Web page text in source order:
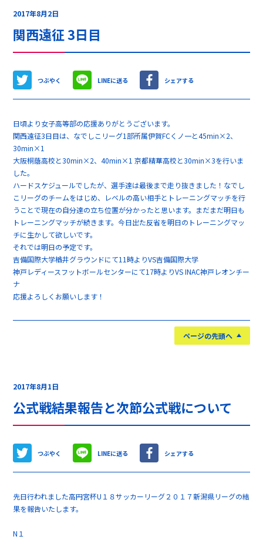
2017年8月2日
関西遠征 3日目
つぶやく LINEに送る シェアする
日頃より女子高等部の応援ありがとうございます。
関西遠征3日目は、なでしこリーグ1部所属伊賀FCくノ一と45min×2、
30min×1
大阪桐蔭高校と30min×2、40min×1 京都精華高校と30min×3を行いま
した。
ハードスケジュールでしたが、選手達は最後まで走り抜きました！なでし
こリーグのチームをはじめ、レベルの高い相手とトレーニングマッチを行
うことで現在の自分達の立ち位置が分かったと思います。まだまだ明日も
トレーニングマッチが続きます。今日出た反省を明日のトレーニングマッ
チに生かして欲しいです。
それでは明日の予定です。
吉備国際大学楢井グラウンドにて11時よりVS吉備国際大学
神戸レディースフットボールセンターにて17時よりVS INAC神戸レオンチー
ナ
応援よろしくお願いします！
ページの先頭へ
2017年8月1日
公式戦結果報告と次節公式戦について
つぶやく LINEに送る シェアする
先日行われました高円宮杯U１８サッカーリーグ２０１７新潟県リーグの結
果を報告いたします。
N１